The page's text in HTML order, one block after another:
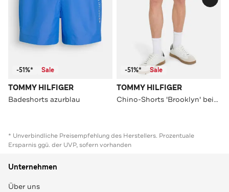
-51%* Sale
TOMMY HILFIGER
Badeshorts azurblau
-51%* Sale
TOMMY HILFIGER
Chino-Shorts 'Brooklyn' beige
* Unverbindliche Preisempfehlung des Herstellers. Prozentuale
Ersparnis ggü. der UVP, sofern vorhanden
Unternehmen
Über uns